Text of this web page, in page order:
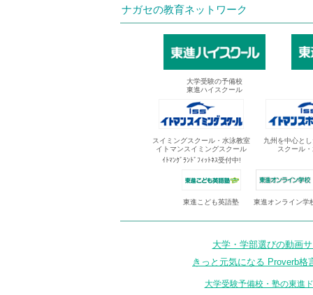
ナガセの教育ネットワーク
大学受験の予備校
東進ハイスクール
スイミングスクール・水泳教室
イトマンスイミングスクール
ｲﾄﾏﾝｸﾞﾗﾝﾄﾞﾌｨｯﾄﾈｽ受付中!
九州を中心と
スクール
東進こども英語塾 東進オンライン学
大学・学部選びの動画
きっと元気になる Proverb格
大学受験予備校・塾の東進